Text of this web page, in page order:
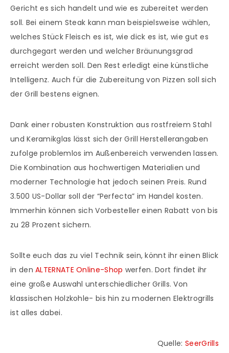
Gericht es sich handelt und wie es zubereitet werden
soll. Bei einem Steak kann man beispielsweise wählen,
welches Stück Fleisch es ist, wie dick es ist, wie gut es
durchgegart werden und welcher Bräunungsgrad
erreicht werden soll. Den Rest erledigt eine künstliche
Intelligenz. Auch für die Zubereitung von Pizzen soll sich
der Grill bestens eignen.
Dank einer robusten Konstruktion aus rostfreiem Stahl
und Keramikglas lässt sich der Grill Herstellerangaben
zufolge problemlos im Außenbereich verwenden lassen.
Die Kombination aus hochwertigen Materialien und
moderner Technologie hat jedoch seinen Preis. Rund
3.500 US-Dollar soll der “Perfecta” im Handel kosten.
Immerhin können sich Vorbesteller einen Rabatt von bis
zu 28 Prozent sichern.
Sollte euch das zu viel Technik sein, könnt ihr einen Blick
in denALTERNATE Online-Shop werfen. Dort findet ihr
eine große Auswahl unterschiedlicher Grills. Von
klassischen Holzkohle- bis hin zu modernen Elektrogrills
ist alles dabei.
Quelle: SeerGrills